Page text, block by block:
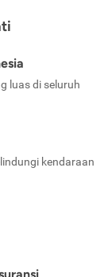
luas di seluruh
kendaraan